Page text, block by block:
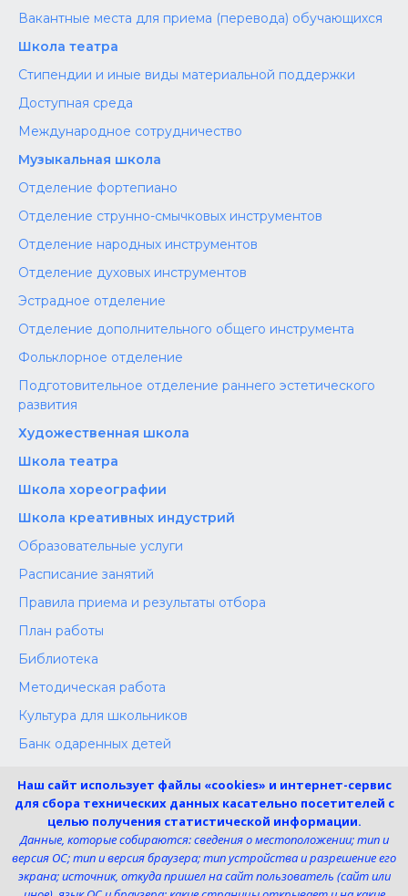
Вакантные места для приема (перевода) обучающихся
Школа театра
Стипендии и иные виды материальной поддержки
Доступная среда
Международное сотрудничество
Музыкальная школа
Отделение фортепиано
Отделение струнно-смычковых инструментов
Отделение народных инструментов
Отделение духовых инструментов
Эстрадное отделение
Отделение дополнительного общего инструмента
Фольклорное отделение
Подготовительное отделение раннего эстетического
развития
Художественная школа
Школа‌‌‌‌ театра
Школа хореографии
Школа креативных индустрий
Образовательные услуги
Расписание занятий
Правила приема и результаты отбора
План работы
Библиотека
Методическая работа
Культура для школьников
Банк одаренных детей
Независимая оценка
Меры поддержки участников СВО
Телефон:
Наш сайт использует файлы «cookies» и интернет-сервис
для сбора технических данных касательно посетителей с
целью получения статистической информации.
Данные, которые собираются: сведения о местоположении; тип и
версия ОС; тип и версия браузера; тип устройства и разрешение его
экрана; источник, откуда пришел на сайт пользователь (сайт или